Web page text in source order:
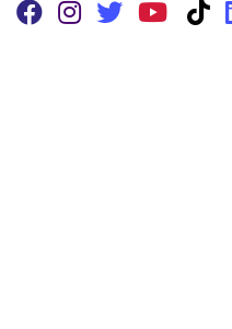
VIDEO'S